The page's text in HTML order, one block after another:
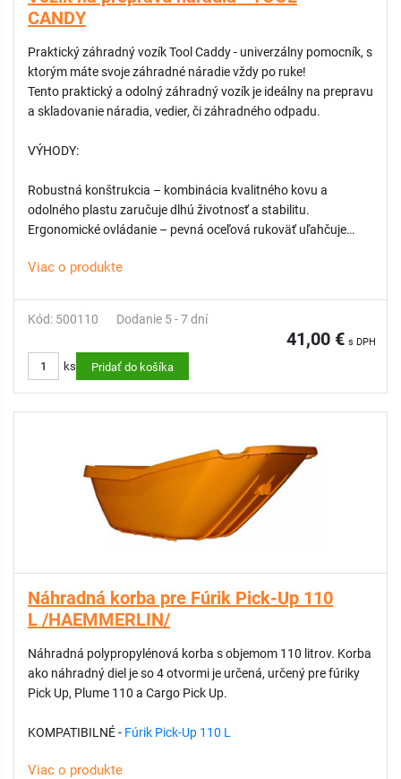
KOMPATIBILNÉ:
Náhradné koleso pre Fúrik Pick-Up 110 L
ODPORÚČAME:
Vak na vodu 80 L do korby fúrika, s ružicou a
protišmykovou podložkou
CANDY
Praktický záhradný vozík Tool Caddy - univerzálny pomocník, s
ktorým máte svoje záhradné náradie vždy po ruke!
Tento praktický a odolný záhradný vozík je ideálny na prepravu
a skladovanie náradia, vedier, či záhradného odpadu.
VÝHODY:
Robustná konštrukcia – kombinácia kvalitného kovu a
odolného plastu zaručuje dlhú životnosť a stabilitu.
Ergonomické ovládanie – pevná oceľová rukoväť uľahčuje
Plynulý pohyb – stabilné kolesá sa hladko otáčajú po rôznych
PRAKTICKÉ RIEŠENIA PRE KAŽDÉHO ZÁHRADNÍKA:
Štvorcové vedro – 12 L (30 × 21,5 × 29,5 cm) na menšie
TEXTÍLNA TAŠKA NA NÁRADIE – odolná voči oderu, s 12
priehradkami pre menšie náradie, rukavice či doplnky.
MOŽNOSŤ UPEVNIŤ PLASTOVÉ VRECIA – praktické riešenie
pre zber lístia alebo odpadu.
Viac o produkte
Kód: 500110 Dodanie 5 - 7 dní
41,00 € s DPH
ks Pridať do košíka
Náhradná korba pre Fúrik Pick-Up 110
L /HAEMMERLIN/
Náhradná polypropylénová korba s objemom 110 litrov. Korba
ako náhradný diel je so 4 otvormi je určená, určený pre fúriky
Pick Up, Plume 110 a Cargo Pick Up.
KOMPATIBILNÉ - Fúrik Pick-Up 110 L
Viac o produkte